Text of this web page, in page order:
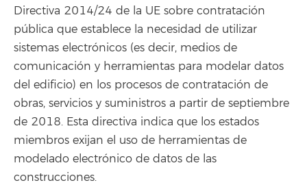
Directiva 2014/24 de la UE sobre contratación
pública que establece la necesidad de utilizar
sistemas electrónicos (es decir, medios de
comunicación y herramientas para modelar datos
del edificio) en los procesos de contratación de
obras, servicios y suministros a partir de septiembre
de 2018. Esta directiva indica que los estados
miembros exijan el uso de herramientas de
modelado electrónico de datos de las
construcciones.